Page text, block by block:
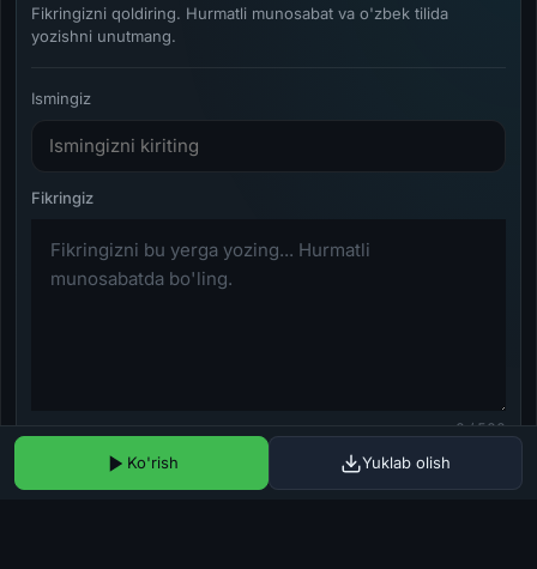
Fikringizni qoldiring. Hurmatli munosabat va o'zbek tilida
yozishni unutmang.
Ismingiz
0 / 500
Ko'rish Yuklab olish